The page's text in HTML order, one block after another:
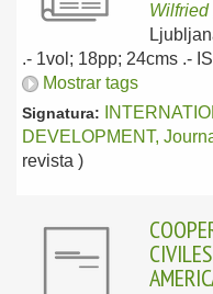
Wilfried
.- 1vol; 18pp; 24cms .-
Mostrar tags
Signatura:
DEVELOPMENT,
revista )